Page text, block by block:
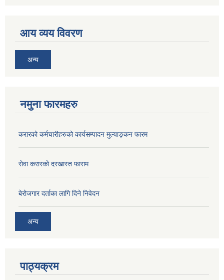
आय व्यय विवरण
अन्य
नमुना फारमहरु
करारको कर्मचारीहरुको कार्यसम्पादन मुल्याङ्कन फारम
सेवा करारको दरखास्त फाराम
बेरोजगार दर्ताका लागि दिने निवेदन
अन्य
पाठ्‍यक्रम